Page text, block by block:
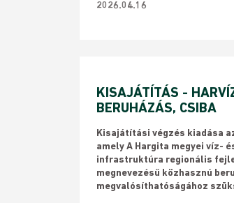
2026.04.16
KISAJÁTÍTÁS -
BERUHÁZÁS, CSIBA
Kisajátítási végzés kiadása
amely A Hargita megyei víz-
infrastruktúra regionális
megnevezésű közhasznú
megvalósíthatóságához